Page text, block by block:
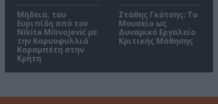
Μήδεια, του
Ευριπίδη από τον
Nikita Milivojević με
την Καρυοφυλλιά
Καραμπέτη στην
Κρήτη
Στάθης Γκότσης: Το
Μουσείο ως
Δυναμικό Εργαλείο
Κριτικής Μάθησης